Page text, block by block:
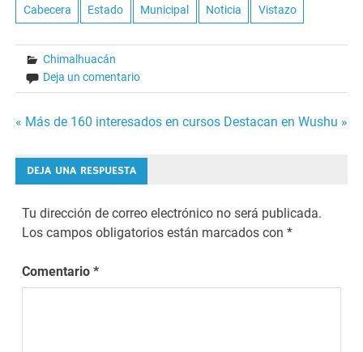
Cabecera Estado Municipal Noticia Vistazo
Chimalhuacán
Deja un comentario
Navegación
de
entradas
« Más de 160 interesados en cursos Destacan en Wushu »
DEJA UNA RESPUESTA
Tu dirección de correo electrónico no será publicada.
Los campos obligatorios están marcados con*
Comentario*